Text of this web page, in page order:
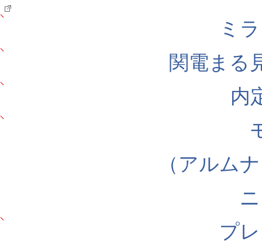
ミ
関電まる
内
（アルム
プ